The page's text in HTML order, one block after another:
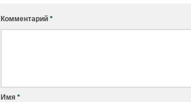
Комментарий *
Имя *